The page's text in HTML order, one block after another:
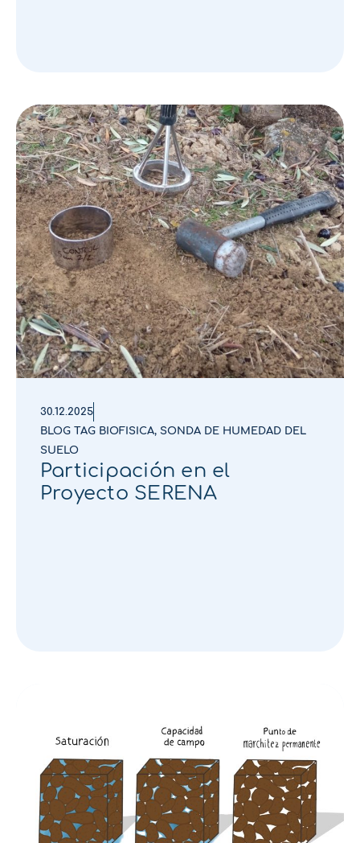
30.12.2025
BLOG TAG BIOFISICA, SONDA DE HUMEDAD DEL
SUELO
Participación en el
Proyecto SERENA